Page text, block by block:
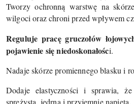
Tworzy ochronną warstwę na
wilgoci oraz chroni przed wpływem
Reguluje pracę gruczołów
pojawienie się niedoskonałości.
Nadaje skórze promiennego blasku i
Dodaje elastyczności i sprawia,
sprężysta, jędrna i przyjemnie napięta.